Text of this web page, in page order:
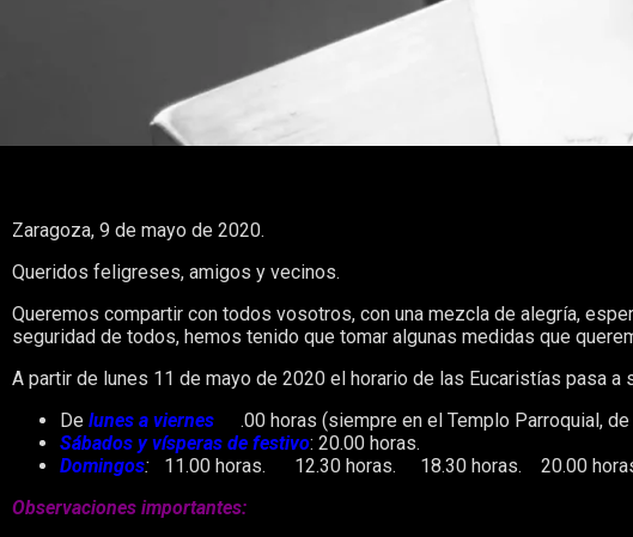
Zaragoza, 9 de mayo de 2020.
Queridos feligreses, amigos y vecinos.
Queremos compartir con todos vosotros, con una mezcla de alegría,
seguridad de todos, hemos tenido que tomar algunas medidas que
A partir de lunes 11 de mayo de 2020 el horario de las Eucaristías pasa a
De lunes a viernes
.00 horas (siempre en el Templo Parroquial,
Sábados y vísperas de festivo: 20.00 horas.
Domingos: 11.00 horas. 12.30 horas. 18.30 horas. 20.00
Observaciones importantes: